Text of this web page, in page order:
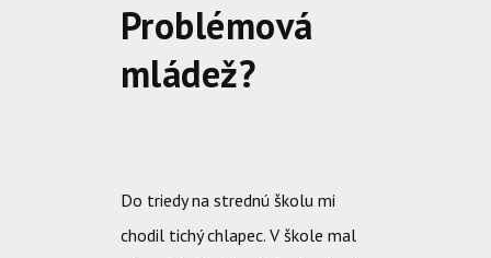
Problémová
mládež?
Do triedy na strednú školu mi
chodil tichý chlapec. V škole mal